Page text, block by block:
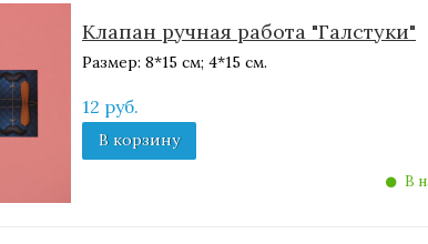
Клапан ручная работа "Галстуки"
Размер: 8*15 см; 4*15 см.
12 руб.
В корзину
В